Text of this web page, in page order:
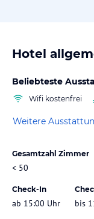
Hotel
Beliebteste
Wifi kostenfrei
Weitere
Gesamtzahl Zimmer
< 50
Check-In
ab 15:00 Uhr bis